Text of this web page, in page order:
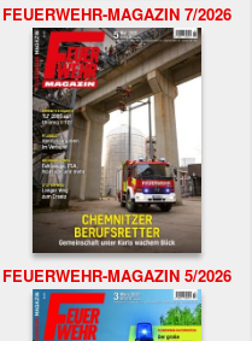
FEUERWEHR-MAGAZIN 7/2026
FEUERWEHR-MAGAZIN 5/2026